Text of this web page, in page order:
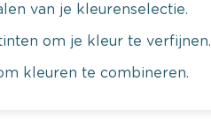
van je kleurenselectie.
om je kleur te verfijnen.
kleuren te combineren.